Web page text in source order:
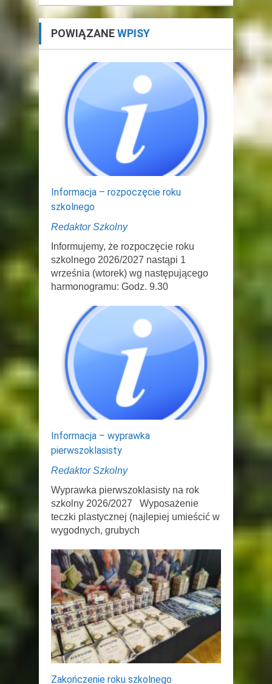
POWIĄZANEWPISY
Informacja – rozpoczęcie roku
szkolnego
Redaktor Szkolny
Informujemy, że rozpoczęcie roku
szkolnego 2026/2027 nastąpi 1
września (wtorek) wg następującego
harmonogramu: Godz. 9.30
Informacja – wyprawka
pierwszoklasisty
Redaktor Szkolny
Wyprawka pierwszoklasisty na rok
szkolny 2026/2027 Wyposażenie
teczki plastycznej (najlepiej umieścić w
wygodnych, grubych
Zakończenie roku szkolnego